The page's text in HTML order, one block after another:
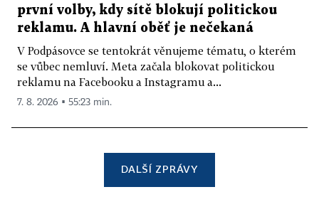
první volby, kdy sítě blokují politickou
reklamu. A hlavní oběť je nečekaná
V Podpásovce se tentokrát věnujeme tématu, o kterém
se vůbec nemluví. Meta začala blokovat politickou
reklamu na Facebooku a Instagramu a...
7. 8. 2026 ▪ 55:23 min.
DALŠÍ ZPRÁVY